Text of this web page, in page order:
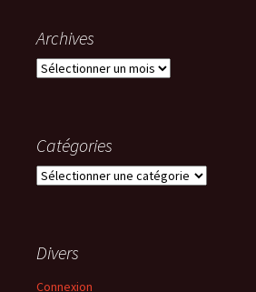
Archives
Archives
Catégories
Catégories
Divers
Connexion